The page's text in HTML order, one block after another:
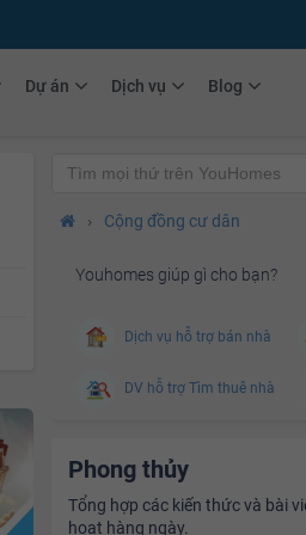
Dự án Dịch vụ Blog
› Cộng đồng cư dân
Youhomes giúp gì cho bạn?
Dịch vụ hỗ trợ bán nhà
DV hỗ trợ Tìm thuê nhà
Phong thủy
Tổng hợp các kiến thức và bài
hoạt hàng ngày.